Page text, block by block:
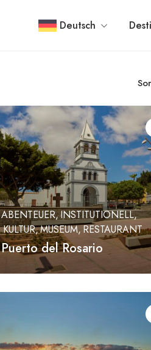
Deutsch
ABENTEUER INSTITUTIONELL
KULTUR MUSEUM RESTAURANT
Puerto del Rosario